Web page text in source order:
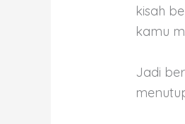
kisah
kamu
Jadi